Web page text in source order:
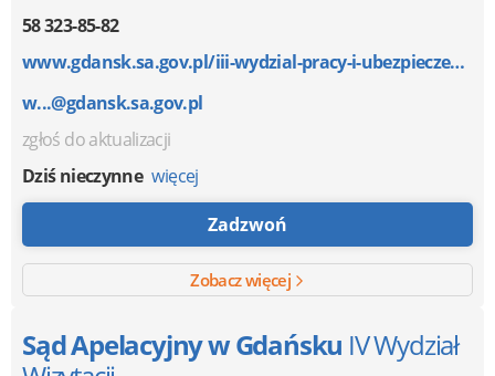
58 323-85-82
www.gdansk.sa.gov.pl/iii-wydzial-pracy-i-ubezpieczen...
w...@gdansk.sa.gov.pl
zgłoś do aktualizacji
Dziś nieczynne więcej
Zadzwoń
Zobacz więcej
Sąd Apelacyjny w Gdańsku IV Wydział